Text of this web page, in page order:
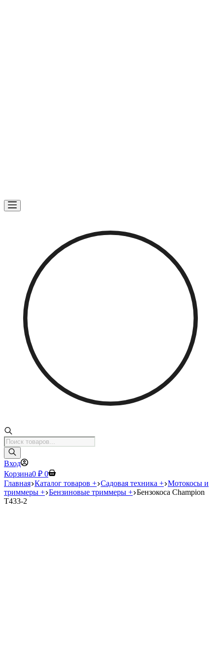
Поиск
товаров
Вход
Корзина0 ₽ 0
Главная Каталог товаров + Садовая техника + Мотокосы и
триммеры + Бензиновые триммеры + Бензокоса Champion
T433-2